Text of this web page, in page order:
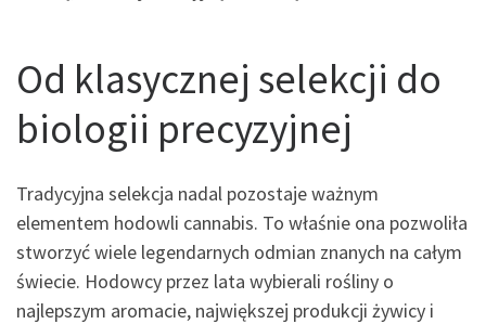
Od klasycznej selekcji do
biologii precyzyjnej
Tradycyjna selekcja nadal pozostaje ważnym
elementem hodowli cannabis. To właśnie ona pozwoliła
stworzyć wiele legendarnych odmian znanych na całym
świecie. Hodowcy przez lata wybierali rośliny o
najlepszym aromacie, największej produkcji żywicy i